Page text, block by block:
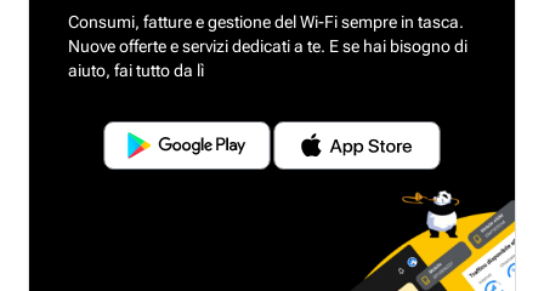
Consumi, fatture e gestione del Wi-Fi sempre in tasca.
Nuove offerte e servizi dedicati a te. E se hai bisogno di
aiuto, fai tutto da lì